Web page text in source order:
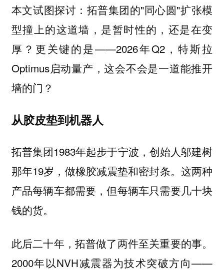
本文试图探讨：拓普集团的"同心圆"扩张模
型撞上的这道墙，是暂时性的，还是在变
厚？更关键的是——2026年Q2，特斯拉
Optimus启动量产，这会不会是一道能推开
墙的门？
从胶皮垫到机器人
拓普集团1983年起步于宁波，创始人邬建树
那年19岁，做橡胶减震垫和密封条。这两种
产品每辆车都需要，但每辆车只需要几十块
钱的货。
此后二十年，拓普做了两件至关重要的事。
2000年以NVH减震器为技术突破方向——